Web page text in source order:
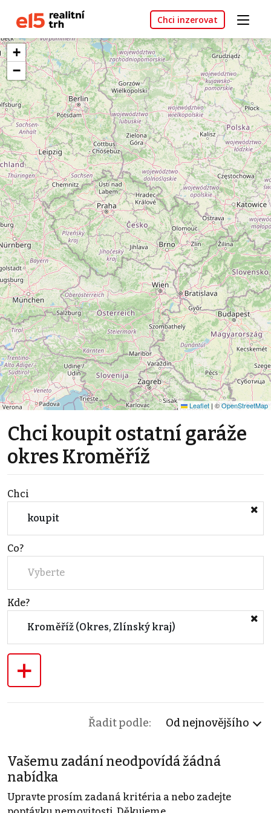
Chci inzerovat
+
−
Leaflet | ©OpenStreetMap
Chci koupit ostatní garáže
okres Kroměříž
Chci
koupit
Co?
Vyberte
Kde?
Kroměříž (Okres, Zlínský kraj)
+
Řadit podle: Od nejnovějšího
Vašemu zadání neodpovídá žádná
nabídka
Upravte prosím zadaná kritéria a nebo zadejte